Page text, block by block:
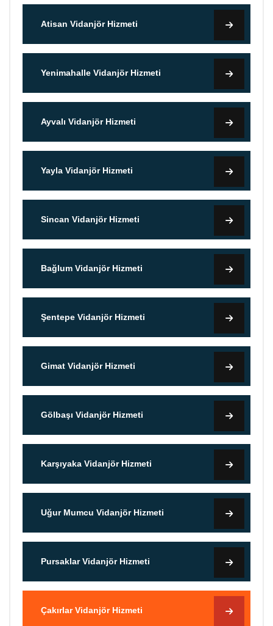
Atisan Vidanjör Hizmeti
Yenimahalle Vidanjör Hizmeti
Ayvalı Vidanjör Hizmeti
Yayla Vidanjör Hizmeti
Sincan Vidanjör Hizmeti
Bağlum Vidanjör Hizmeti
Şentepe Vidanjör Hizmeti
Gimat Vidanjör Hizmeti
Gölbaşı Vidanjör Hizmeti
Karşıyaka Vidanjör Hizmeti
Uğur Mumcu Vidanjör Hizmeti
Pursaklar Vidanjör Hizmeti
Çakırlar Vidanjör Hizmeti